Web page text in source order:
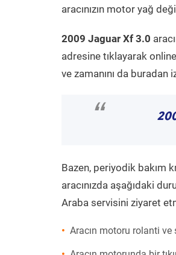
aracınızın motor yağ
2009 Jaguar Xf 3.0
adresine tıklayarak
ve zamanını da buradan
“
Bazen, periyodik bakım
aracınızda aşağıdaki
Araba servisini ziyaret
Aracın motoru rolanti ve